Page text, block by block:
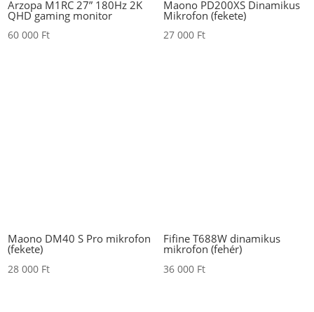
Arzopa M1RC 27” 180Hz 2K
QHD gaming monitor
60 000 Ft
Maono PD200XS Dinamikus
Mikrofon (fekete)
27 000 Ft
Maono DM40 S Pro mikrofon
(fekete)
28 000 Ft
Fifine T688W dinamikus
mikrofon (fehér)
36 000 Ft